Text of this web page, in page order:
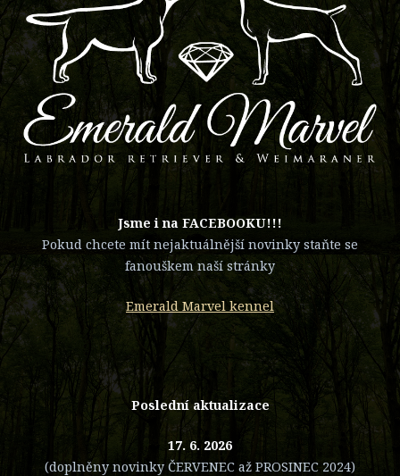
​Jsme i na FACEBOOKU!!!
Pokud chcete mít nejaktuálnější novinky staňte se
fanouškem naší stránky
Emerald Marvel kennel
Poslední aktualizace
17. 6. 2026
(doplněny novinky ČERVENEC až PROSINEC 2024)